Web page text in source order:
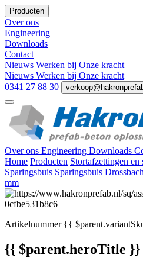
Producten
Over ons
Engineering
Downloads
Contact
Nieuws Werken bij Onze kracht
Nieuws Werken bij Onze kracht
0341 27 88 30
Over ons Engineering Downloads
Home Producten Stortafzettingen en
Sparingsbuis Sparingsbuis
mm
Artikelnummer{{
{{ $parent.heroTitle }}